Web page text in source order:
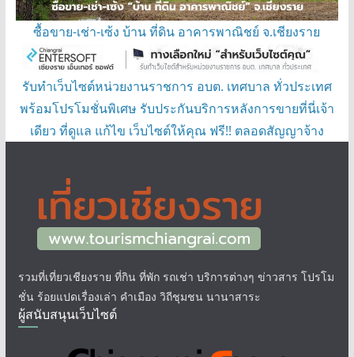
ซื้อขาย-เช่า-เซ้ง บ้าน ที่ดิน อาคารพาณิชย์ จ.เชียงราย
รับทำเว็บไซต์หน่วยงานราชการ อบต. เทศบาล ทั่วประเทศ
พร้อมโปรโมชั่นพิเศษ รับประกันบริการหลังการขายที่นี่เจ้า
เดียว ที่ดูแล แก้ไข เว็บไซต์ให้คุณ ฟรี!! ตลอดสัญญาจ้าง
รวมที่เที่ยวเชียงราย ที่กิน ที่พัก รถเช่า บริการต่างๆ ข่าวสาร โปรโม
ชั่น ร้อยแปดเรื่องเล่า คำเมือง วิถีชุมชน นานาสาระ
ผู้สนับสนุนเว็บไซต์